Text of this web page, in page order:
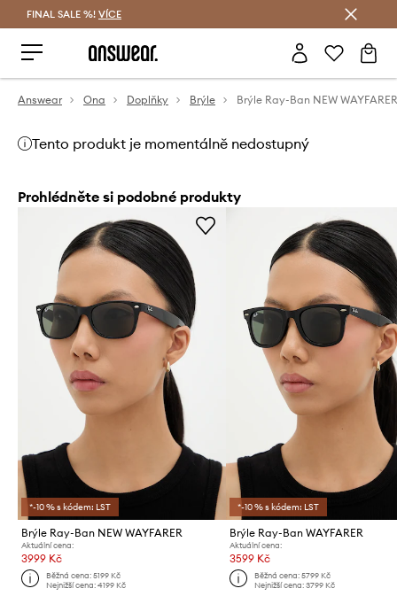
FINAL SALE %! VÍCE
Answear Ona Doplňky Brýle Brýle Ray-Ban NEW WAYFARER
Tento produkt je momentálně nedostupný
Prohlédněte si podobné produkty
*-10 % s kódem: LST
Brýle Ray-Ban NEW WAYFARER
Aktuální cena:
3999 Kč
Běžná cena:5199 Kč
Nejnižší cena:4199 Kč
*-10 % s kódem: LST
Brýle Ray-Ban WAYFARER
Aktuální cena:
3599 Kč
Běžná cena: 5799 Kč
Nejnižší cena: 3799 Kč